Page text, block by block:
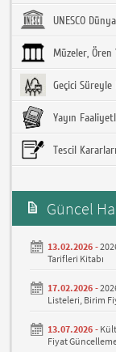
UNESCO
Müzeler,
Geçici
Yayın
Tescil Kararları
Güncel
13.02.2026 -
Tarifleri Kitabı
17.02.2026 -
Listeleri, Birim
13.07.2026 -
Fiyat